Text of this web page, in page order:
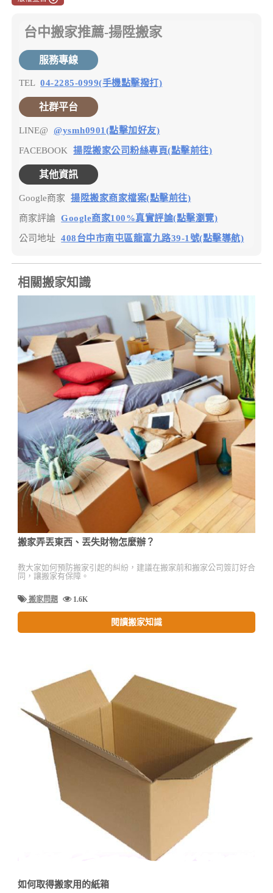
台中搬家推薦-揚陞搬家
服務專線
TEL 04-2285-0999(手機點擊撥打)
社群平台
LINE@ @ysmh0901(點擊加好友)
FACEBOOK 揚陞搬家公司粉絲專頁(點擊前往)
其他資訊
Google商家 揚陞搬家商家檔案(點擊前往)
商家評論 Google商家100%真實評論(點擊瀏覽)
公司地址 408台中市南屯區龍富九路39-1號(點擊導航)
相關搬家知識
搬家弄丟東西、丟失財物怎麼辦？
教大家如何預防搬家引起的糾紛，建議在搬家前和搬家公司簽訂好合
同，讓搬家有保障。
搬家問題 1.6K
閱讀搬家知識
如何取得搬家用的紙箱